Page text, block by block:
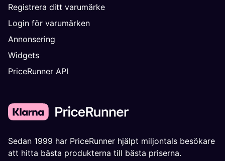
Registrera ditt varumärke
Login för varumärken
Annonsering
Widgets
PriceRunner API
Sedan 1999 har PriceRunner hjälpt miljontals besökare
att hitta bästa produkterna till bästa priserna.